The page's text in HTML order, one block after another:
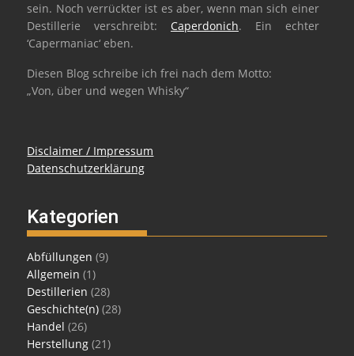
sein. Noch verrückter ist es aber, wenn man sich einer
Destillerie verschreibt: Caperdonich. Ein echter
‘Capermaniac‘ eben.
Diesen Blog schreibe ich frei nach dem Motto:
„Von, über und wegen Whisky“
Disclaimer / Impressum
Datenschutzerklärung
Kategorien
Abfüllungen (9)
Allgemein (1)
Destillerien (28)
Geschichte(n) (28)
Handel (26)
Herstellung (21)